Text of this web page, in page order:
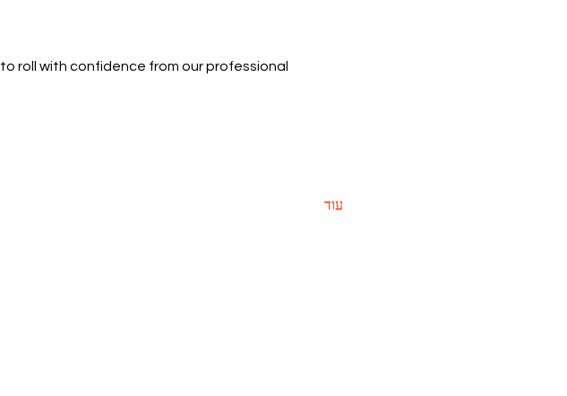
to roll with confidence from our professional
עוד